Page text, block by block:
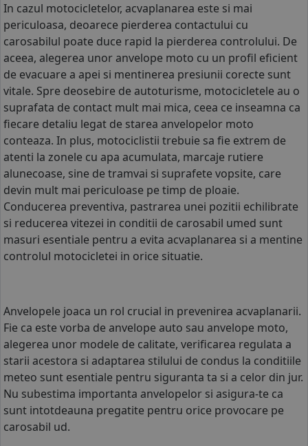
In cazul motocicletelor, acvaplanarea este si mai
periculoasa, deoarece pierderea contactului cu
carosabilul poate duce rapid la pierderea controlului. De
aceea, alegerea unoranvelope moto cu un profil eficient
de evacuare a apei si mentinerea presiunii corecte sunt
vitale. Spre deosebire de autoturisme, motocicletele au o
suprafata de contact mult mai mica, ceea ce inseamna ca
fiecare detaliu legat de starea anvelopelor moto
conteaza. In plus, motociclistii trebuie sa fie extrem de
atenti la zonele cu apa acumulata, marcaje rutiere
alunecoase, sine de tramvai si suprafete vopsite, care
devin mult mai periculoase pe timp de ploaie.
Conducerea preventiva, pastrarea unei pozitii echilibrate
si reducerea vitezei in conditii de carosabil umed sunt
masuri esentiale pentru a evita acvaplanarea si a mentine
controlul motocicletei in orice situatie.
Anvelopele joaca un rol crucial in prevenirea acvaplanarii.
Fie ca este vorba de anvelope auto sau anvelope moto,
alegerea unor modele de calitate, verificarea regulata a
starii acestora si adaptarea stilului de condus la conditiile
meteo sunt esentiale pentru siguranta ta si a celor din jur.
Nu subestima importanta anvelopelor si asigura-te ca
sunt intotdeauna pregatite pentru orice provocare pe
carosabil ud.